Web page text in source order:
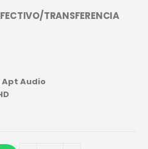
TRANSFERENCIA
Audio